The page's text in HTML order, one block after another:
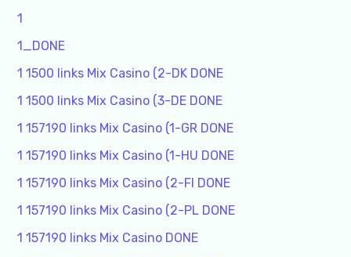
1
1_DONE
1 1500 links Mix Casino (2-DK DONE
1 1500 links Mix Casino (3-DE DONE
1 157190 links Mix Casino (1-GR DONE
1 157190 links Mix Casino (1-HU DONE
1 157190 links Mix Casino (2-FI DONE
1 157190 links Mix Casino (2-PL DONE
1 157190 links Mix Casino DONE